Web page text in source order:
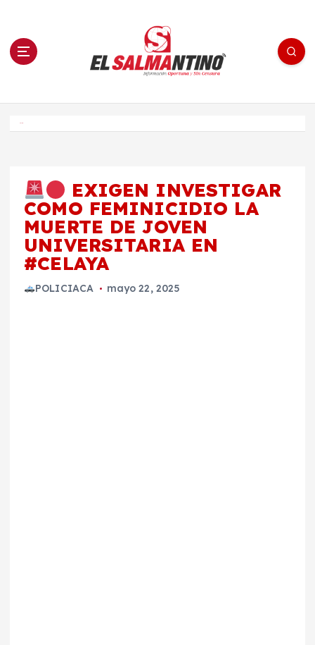
n El Salmantino - medios/noticias/editorial
EXIGEN INVESTIGAR
COMO FEMINICIDIO LA
MUERTE DE JOVEN
UNIVERSITARIA EN
#CELAYA
POLICIACA mayo 22, 2025